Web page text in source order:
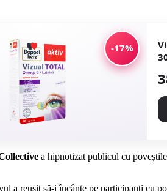
-17%
a hipnotizat publicul cu
a reușit să-i încânte pe participanți cu